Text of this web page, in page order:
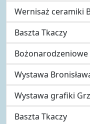
Wernisaż ceramiki
Baszta Tkaczy
Wystawa
Wystawa grafiki
Baszta Tkaczy